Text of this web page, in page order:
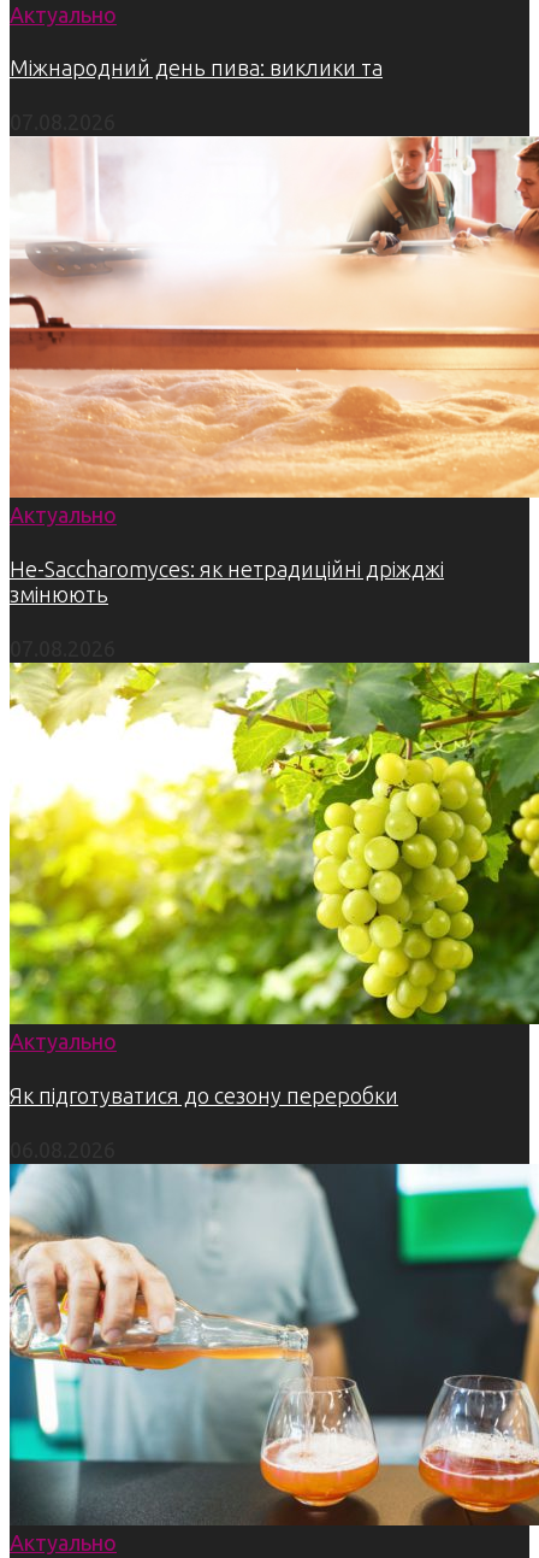
Актуально
Міжнародний день пива: виклики та
Актуально
Не-Saccharomyces: як нетрадиційні дріжджі
змінюють
Актуально
Як підготуватися до сезону переробки
Актуально